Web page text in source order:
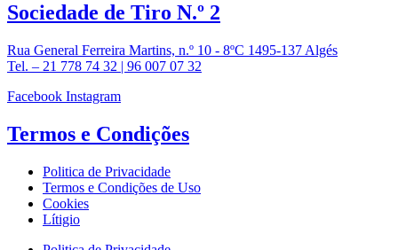
Sociedade de Tiro N.º 2
Rua General Ferreira Martins, n.º 10 - 8ºC 1495-137 Algés
Tel. – 21 778 74 32 | 96 007 07 32
Facebook Instagram
Termos e Condições
Politica de Privacidade
Termos e Condições de Uso
Cookies
Lítigio